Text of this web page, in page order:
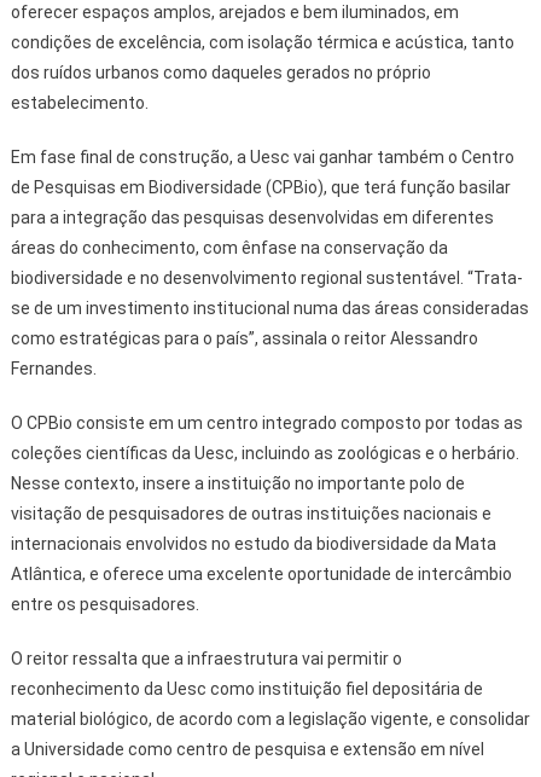
oferecer espaços amplos, arejados e bem iluminados, em
condições de excelência, com isolação térmica e acústica, tanto
dos ruídos urbanos como daqueles gerados no próprio
estabelecimento.
Em fase final de construção, a Uesc vai ganhar também o Centro
de Pesquisas em Biodiversidade (CPBio), que terá função basilar
para a integração das pesquisas desenvolvidas em diferentes
áreas do conhecimento, com ênfase na conservação da
biodiversidade e no desenvolvimento regional sustentável. “Trata-
se de um investimento institucional numa das áreas consideradas
como estratégicas para o país”, assinala o reitor Alessandro
Fernandes.
O CPBio consiste em um centro integrado composto por todas as
coleções científicas da Uesc, incluindo as zoológicas e o herbário.
Nesse contexto, insere a instituição no importante polo de
visitação de pesquisadores de outras instituições nacionais e
internacionais envolvidos no estudo da biodiversidade da Mata
Atlântica, e oferece uma excelente oportunidade de intercâmbio
entre os pesquisadores.
O reitor ressalta que a infraestrutura vai permitir o
reconhecimento da Uesc como instituição fiel depositária de
material biológico, de acordo com a legislação vigente, e consolidar
a Universidade como centro de pesquisa e extensão em nível